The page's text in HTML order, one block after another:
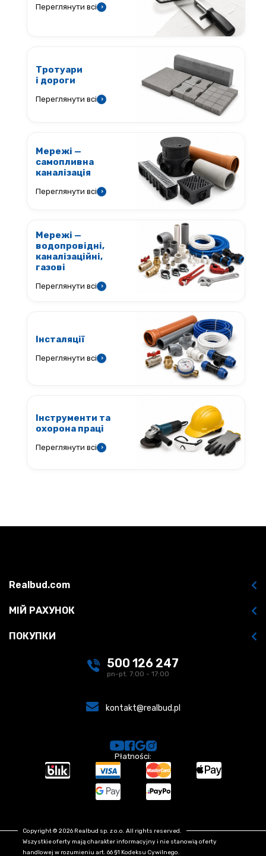
Переглянути всі ›
Тротуари
і дороги
Переглянути всі ›
Мережі —
самопливна
каналізація
Переглянути всі ›
Мережі —
водопровідні,
каналізаційні,
газові
Переглянути всі ›
Інсталяції
Переглянути всі ›
Інструменти та
охорона праці
Переглянути всі ›
500 126 247
pn-pt. 7:00 - 17:00
kontakt@realbud.pl
Realbud.com
МІЙ РАХУНОК
ПОКУПКИ
Płatności:
Copyright © 2026 Realbud sp. z o.o. All rights reserved.
Wszystkie oferty mają charakter informacyjny i nie stanowią oferty
handlowej w rozumieniu art. 66 §1 Kodeksu Cywilnego.